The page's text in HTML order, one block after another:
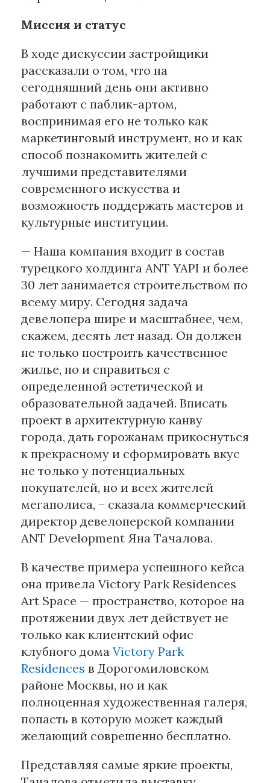
Миссия и статус
В ходе дискуссии застройщики
рассказали о том, что на
сегодняшний день они активно
работают с паблик-артом,
воспринимая его не только как
маркетинговый инструмент, но и как
способ познакомить жителей с
лучшими представителями
современного искусства и
возможность поддержать мастеров и
культурные институции.
— Наша компания входит в состав
турецкого холдинга ANT YAPI и более
30 лет занимается строительством по
всему миру. Сегодня задача
девелопера шире и масштабнее, чем,
скажем, десять лет назад. Он должен
не только построить качественное
жилье, но и справиться с
определенной эстетической и
образовательной задачей. Вписать
проект в архитектурную канву
города, дать горожанам прикоснуться
к прекрасному и сформировать вкус
не только у потенциальных
покупателей, но и всех жителей
мегаполиса, – сказала коммерческий
директор девелоперской компании
ANT Development Яна Тачалова.
В качестве примера успешного кейса
она привела Victory Park Residences
Art Space — пространство, которое на
протяжении двух лет действует не
только как клиентский офис
клубного дома Victory Park
Residences в Дорогомиловском
районе Москвы, но и как
полноценная художественная галеря,
попасть в которую может каждый
желающий соврешенно бесплатно.
Представляя самые яркие проекты,